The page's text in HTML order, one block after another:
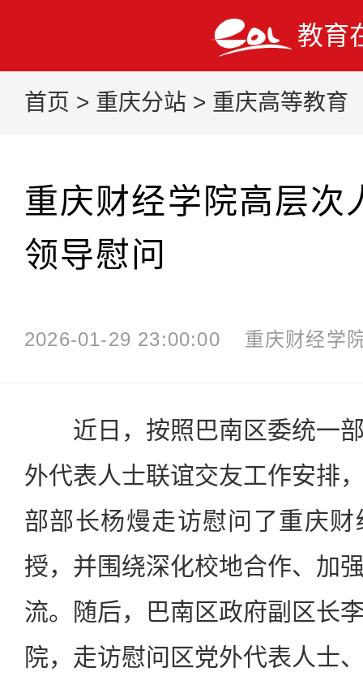
教育
首页 > 重庆分站 > 重庆高等教育
重庆财经学院高层次
领导慰问
2026-01-29 23:00:00 重庆财经学
近日，按照巴南区委统一部
外代表人士联谊交友工作安排
部部长杨熳走访慰问了重庆
授，并围绕深化校地合作、加
流。随后，巴南区政府副区长
院，走访慰问区党外代表人士